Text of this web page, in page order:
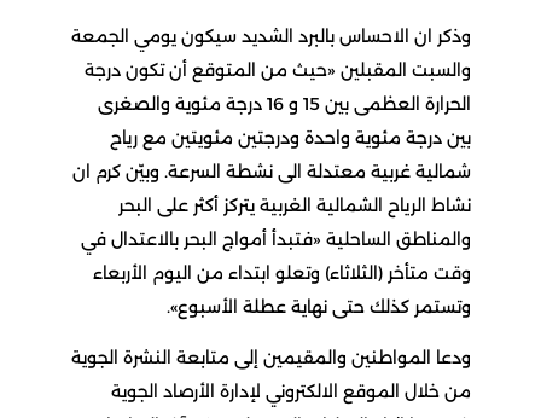
وذكر ان الاحساس بالبرد الشديد سيكون يومي الجمعة
والسبت المقبلين «حيث من المتوقع أن تكون درجة
الحرارة العظمى بين 15 و 16 درجة مئوية والصغرى
بين درجة مئوية واحدة ودرجتين مئويتين مع رياح
شمالية غربية معتدلة الى نشطة السرعة. وبيّن كرم ان
نشاط الرياح الشمالية الغربية يتركز أكثر على البحر
والمناطق الساحلية «فتبدأ أمواج البحر بالاعتدال في
وقت متأخر (الثلاثاء) وتعلو ابتداء من اليوم الأربعاء
وتستمر كذلك حتى نهاية عطلة الأسبوع».
ودعا المواطنين والمقيمين إلى متابعة النشرة الجوية
من خلال الموقع الالكتروني لإدارة الأرصاد الجوية